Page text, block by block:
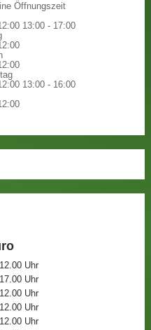
Öffnungszeit
13:00 - 17:00
13:00 - 16:00
Uhr
Uhr
Uhr
Uhr
Uhr